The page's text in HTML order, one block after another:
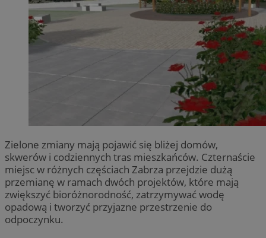
Zielone zmiany mają pojawić się bliżej domów,
skwerów i codziennych tras mieszkańców. Czternaście
miejsc w różnych częściach Zabrza przejdzie dużą
przemianę w ramach dwóch projektów, które mają
zwiększyć bioróżnorodność, zatrzymywać wodę
opadową i tworzyć przyjazne przestrzenie do
odpoczynku.